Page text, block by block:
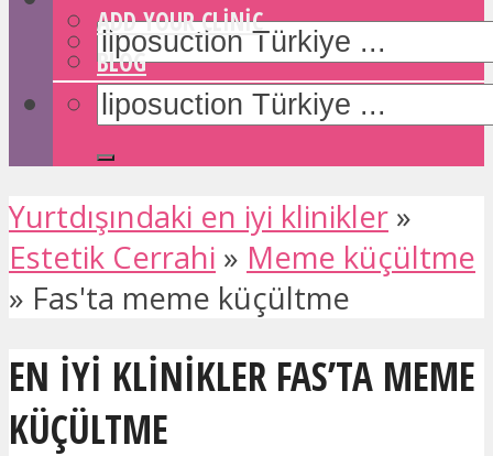
ADD YOUR CLINIC
BLOG
Yurtdışındaki en iyi klinikler »
Estetik Cerrahi » Meme küçültme
» Fas'ta meme küçültme
EN IYI KLINIKLER FAS’TA MEME
KÜÇÜLTME